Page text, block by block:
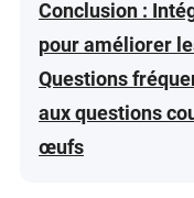
Conclusion :
pour améliorer
Questions
aux questions
œufs